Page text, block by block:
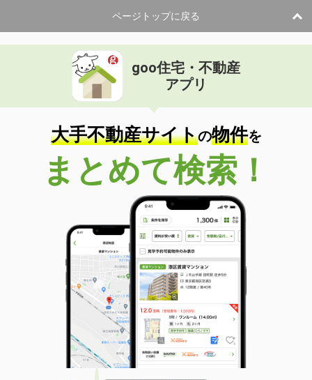
ページトップに戻る
goo住宅・不動産
アプリ
大手不動産サイトの物件を
まとめて検索！